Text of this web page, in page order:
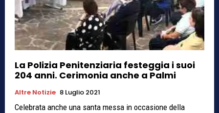
La Polizia Penitenziaria festeggia i suoi
204 anni. Cerimonia anche a Palmi
Altre Notizie 8 Luglio 2021
Celebrata anche una santa messa in occasione della